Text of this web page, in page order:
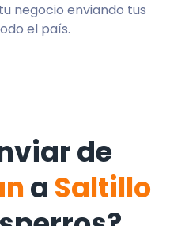
negocio enviando tus
el país.
de
a Saltillo